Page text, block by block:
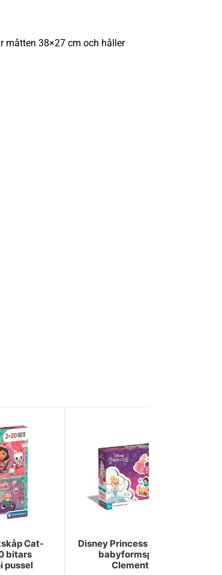
måtten 38×27 cm och håller
Cat-
bitars
pussel
Disney Princess Mitt första
babyformspussel
Clementoni